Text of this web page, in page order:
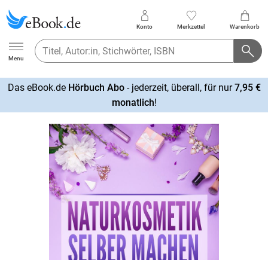
Ebook.de
Menu
Konto Merkzettel Warenkorb
Das eBook.de Hörbuch Abo- jederzeit, überall, für nur7,95 €
monatlich!